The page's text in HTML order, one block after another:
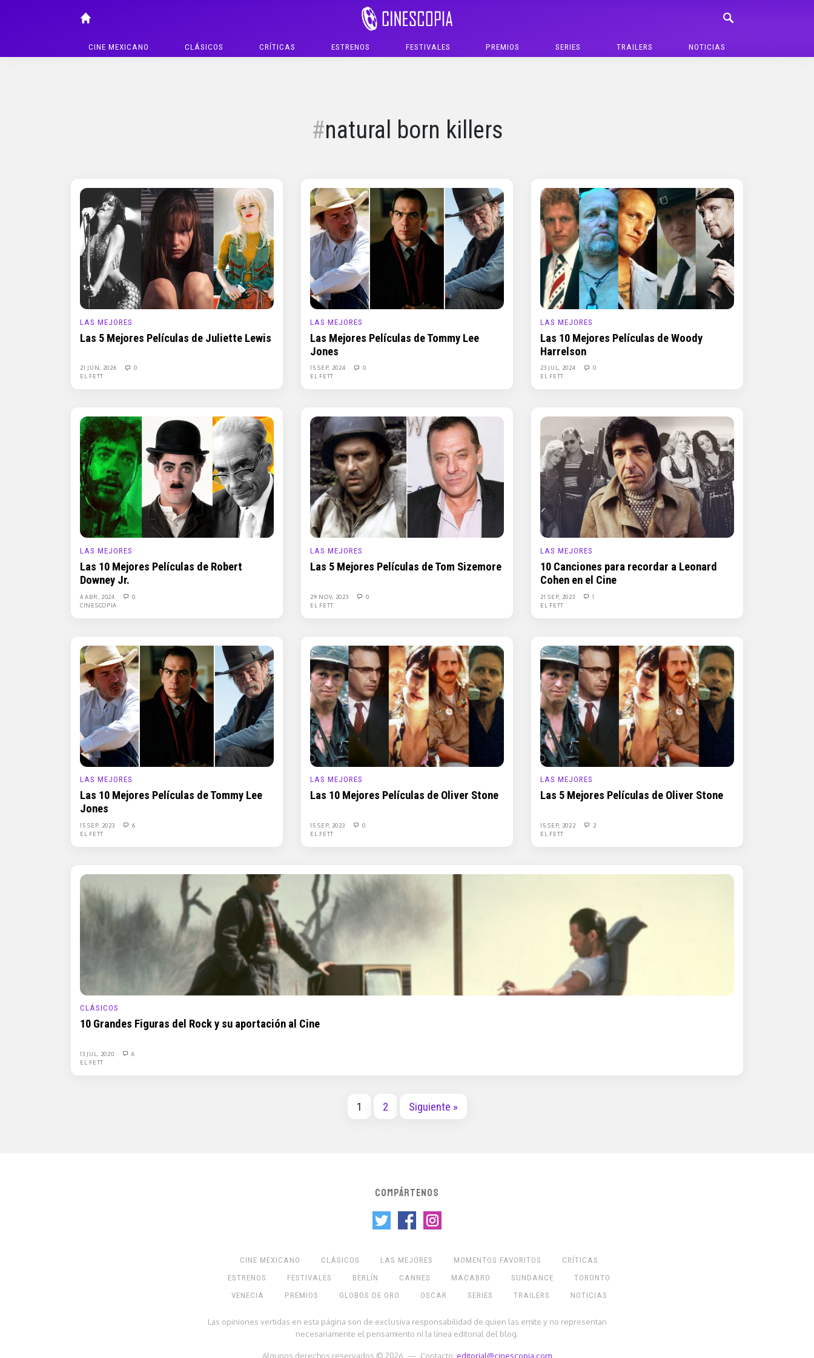
CINE MEXICANO CLÁSICOS CRÍTICAS ESTRENOS FESTIVALES PREMIOS SERIES TRAILERS NOTICIAS
natural born killers
LAS MEJORES
Las 5 Mejores Películas de Juliette Lewis
21 JUN, 2026
0
EL FETT
LAS MEJORES
Las Mejores Películas de Tommy Lee
Jones
15 SEP, 2024
0
EL FETT
LAS MEJORES
Las 10 Mejores Películas de Woody
Harrelson
23 JUL, 2024
0
EL FETT
LAS MEJORES
Las 10 Mejores Películas de Robert
Downey Jr.
4 ABR, 2024
0
CINESCOPIA
LAS MEJORES
Las 5 Mejores Películas de Tom Sizemore
29 NOV, 2023
0
EL FETT
LAS MEJORES
10 Canciones para recordar a Leonard
Cohen en el Cine
21 SEP, 2023
1
EL FETT
LAS MEJORES
Las 10 Mejores Películas de Tommy Lee
Jones
15 SEP, 2023
6
EL FETT
LAS MEJORES
Las 10 Mejores Películas de Oliver Stone
15 SEP, 2023
0
EL FETT
LAS MEJORES
Las 5 Mejores Películas de Oliver Stone
15 SEP, 2022
2
EL FETT
CLÁSICOS
10 Grandes Figuras del Rock y su aportación al Cine
13 JUL, 2020
6
EL FETT
1 2 Siguiente »
COMPÁRTENOS
CINE MEXICANO CLÁSICOS LAS MEJORES MOMENTOS FAVORITOS
CRÍTICAS
ESTRENOS
FESTIVALES BERLÍN CANNES MACABRO SUNDANCE
TORONTO
VENECIA
PREMIOS GLOBOS DE ORO OSCAR SERIES TRAILERS NOTICIAS
Las opiniones vertidas en esta página son de exclusiva responsabilidad de quien las emite y no representan
necesariamente el pensamiento ni la línea editorial del blog.
Algunos derechos reservados © 2026 — Contacto: editorial@cinescopia.com